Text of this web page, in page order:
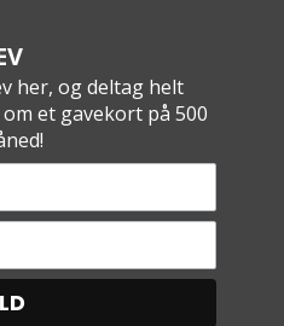
her, og deltag helt
et gavekort på 500